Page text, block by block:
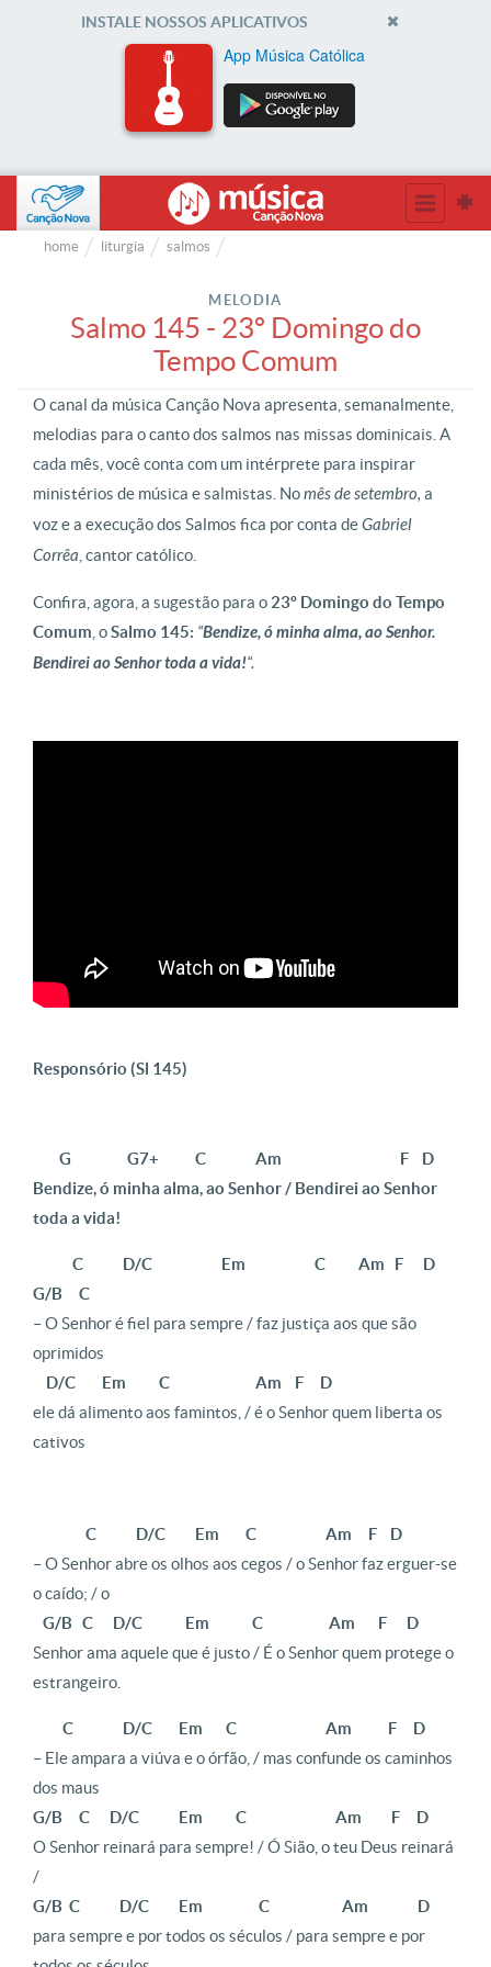
INSTALE NOSSOS APLICATIVOS
App Música Católica
home liturgia salmos
MELODIA
Salmo 145 - 23º Domingo do
Tempo Comum
O canal da música Canção Nova apresenta, semanalmente,
melodias para o canto dos salmos nas missas dominicais. A
cada mês, você conta com um intérprete para inspirar
ministérios de música e salmistas. Nomês de setembro,a
voz e a execução dos Salmos fica por conta deGabriel
Corrêa , cantor católico.
Confira, agora, a sugestão para o 23º Domingo do Tempo
Comum , oSalmo 145: “Bendize, ó minha alma, ao Senhor.
Bendirei ao Senhor toda a vida!“.
Responsório (Sl 145)
G G7+ C Am F D
Bendize, ó minha alma, ao Senhor / Bendirei ao Senhor
toda a vida!
C D/C Em C Am F D
G/B C
– O Senhor é fiel para sempre / faz justiça aos que são
oprimidos
D/C Em C Am F D
ele dá alimento aos famintos, / é o Senhor quem liberta os
cativos
C D/C Em C Am F D
– O Senhor abre os olhos aos cegos / o Senhor faz erguer-se
o caído; / o
G/B C D/C Em C Am F D
Senhor ama aquele que é justo / É o Senhor quem protege o
estrangeiro.
C D/C Em C Am F D
– Ele ampara a viúva e o órfão, / mas confunde os caminhos
dos maus
G/B C D/C Em C Am F D
O Senhor reinará para sempre! / Ó Sião, o teu Deus reinará
/
G/B C D/C Em C Am D
para sempre e por todos os séculos / para sempre e por